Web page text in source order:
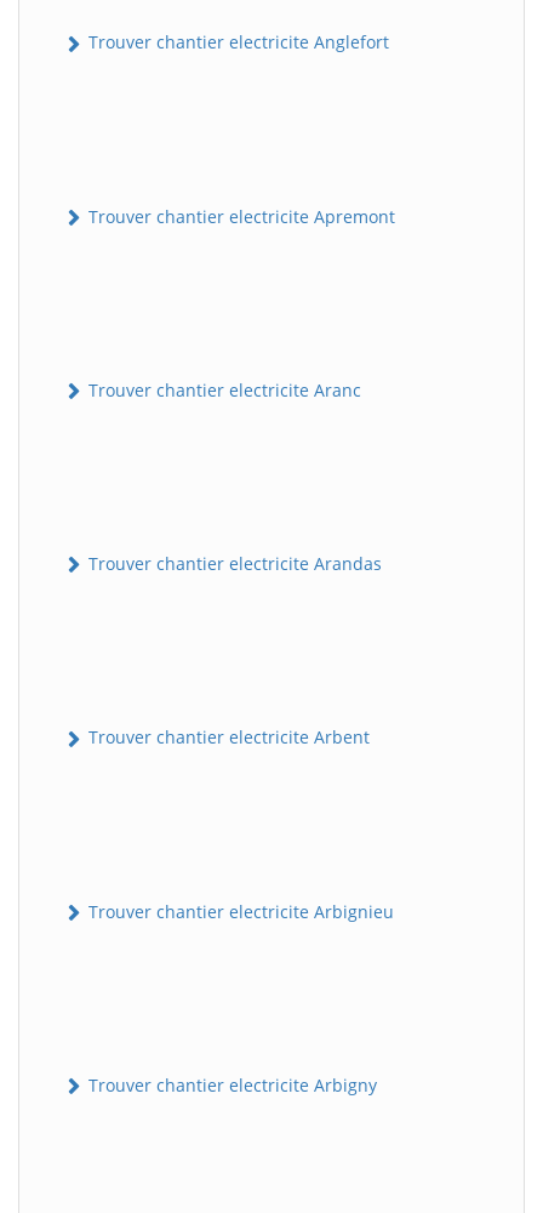
Trouver chantier electricite Anglefort
Trouver chantier electricite Apremont
Trouver chantier electricite Aranc
Trouver chantier electricite Arandas
Trouver chantier electricite Arbent
Trouver chantier electricite Arbignieu
Trouver chantier electricite Arbigny